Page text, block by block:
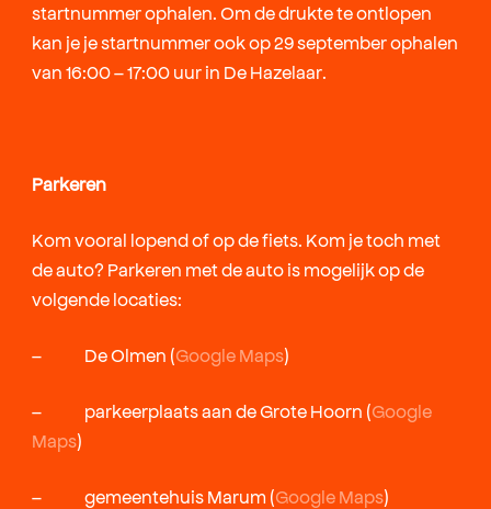
startnummer ophalen. Om de drukte te ontlopen
kan je je startnummer ook op 29 september ophalen
van 16:00 – 17:00 uur in De Hazelaar.
Parkeren
Kom vooral lopend of op de fiets. Kom je toch met
de auto? Parkeren met de auto is mogelijk op de
volgende locaties:
– De Olmen (Google Maps)
– parkeerplaats aan de Grote Hoorn (Google
Maps)
– gemeentehuis Marum (Google Maps)